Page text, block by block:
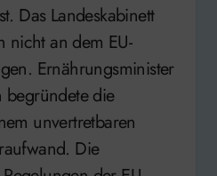
Das Landeskabinett
nicht an dem EU-
Ernährungsminister
begründete die
unvertretbaren
Die